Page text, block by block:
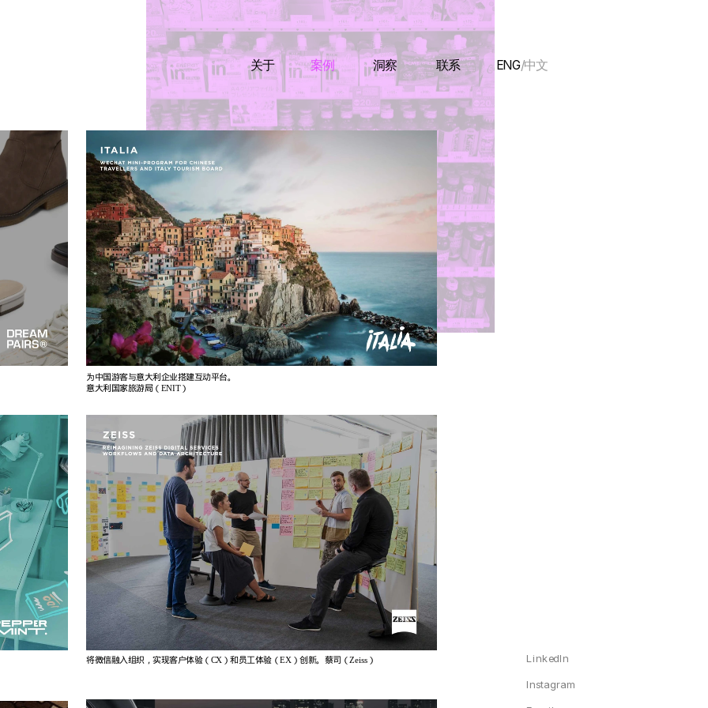
为中国游客与意大利企业搭建互动平台。
意大利国家旅游局（ENIT）
将微信融入组织，实现客户体验（CX）和员工体验（EX）创新。蔡司（Zeiss）
关于 案例 洞察 联系 ENG/中文
LinkedIn
Instagram